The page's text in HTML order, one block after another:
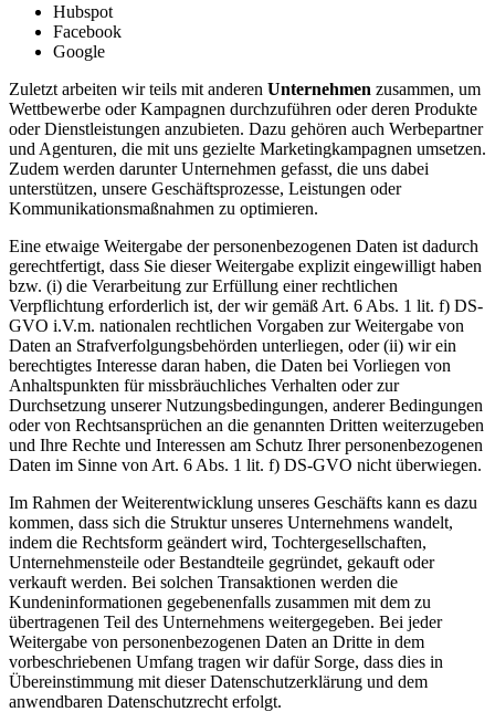
Hubspot
Facebook
Google
Zuletzt arbeiten wir teils mit anderen Unternehmen zusammen, um
Wettbewerbe oder Kampagnen durchzuführen oder deren Produkte
oder Dienstleistungen anzubieten. Dazu gehören auch Werbepartner
und Agenturen, die mit uns gezielte Marketingkampagnen umsetzen.
Zudem werden darunter Unternehmen gefasst, die uns dabei
unterstützen, unsere Geschäftsprozesse, Leistungen oder
Kommunikationsmaßnahmen zu optimieren.
Eine etwaige Weitergabe der personenbezogenen Daten ist dadurch
gerechtfertigt, dass Sie dieser Weitergabe explizit eingewilligt haben
bzw. (i) die Verarbeitung zur Erfüllung einer rechtlichen
Verpflichtung erforderlich ist, der wir gemäß Art. 6 Abs. 1 lit. f) DS-
GVO i.V.m. nationalen rechtlichen Vorgaben zur Weitergabe von
Daten an Strafverfolgungsbehörden unterliegen, oder (ii) wir ein
berechtigtes Interesse daran haben, die Daten bei Vorliegen von
Anhaltspunkten für missbräuchliches Verhalten oder zur
Durchsetzung unserer Nutzungsbedingungen, anderer Bedingungen
oder von Rechtsansprüchen an die genannten Dritten weiterzugeben
und Ihre Rechte und Interessen am Schutz Ihrer personenbezogenen
Daten im Sinne von Art. 6 Abs. 1 lit. f) DS-GVO nicht überwiegen.
Im Rahmen der Weiterentwicklung unseres Geschäfts kann es dazu
kommen, dass sich die Struktur unseres Unternehmens wandelt,
indem die Rechtsform geändert wird, Tochtergesellschaften,
Unternehmensteile oder Bestandteile gegründet, gekauft oder
verkauft werden. Bei solchen Transaktionen werden die
Kundeninformationen gegebenenfalls zusammen mit dem zu
übertragenen Teil des Unternehmens weitergegeben. Bei jeder
Weitergabe von personenbezogenen Daten an Dritte in dem
vorbeschriebenen Umfang tragen wir dafür Sorge, dass dies in
Übereinstimmung mit dieser Datenschutzerklärung und dem
anwendbaren Datenschutzrecht erfolgt.